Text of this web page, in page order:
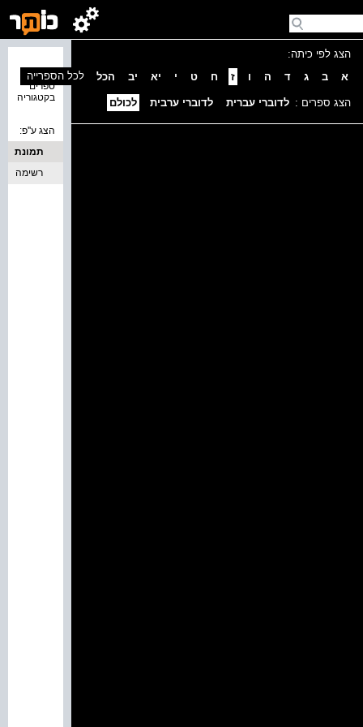
הצג לפי כיתה:
א
ב ג ד ה ו ז ח ט י יא יב הכל
הצג ספרים : לדוברי עברית לדוברי ערבית לכולם
ספרים
בקטגוריה
לכל הספרייה
הצג ע''פ:
תמונת
כריכה
רשימה